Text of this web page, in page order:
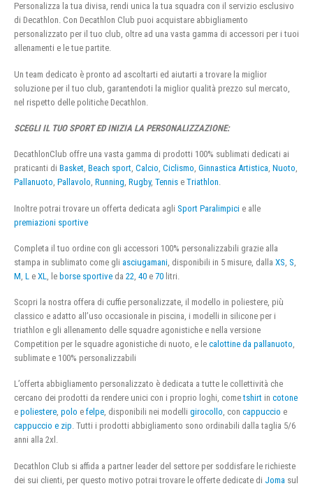
Personalizza la tua divisa, rendi unica la tua squadra con il servizio esclusivo
di Decathlon. Con Decathlon Club puoi acquistare abbigliamento
personalizzato per il tuo club, oltre ad una vasta gamma di accessori per i tuoi
allenamenti e le tue partite.
Un team dedicato è pronto ad ascoltarti ed aiutarti a trovare la miglior
soluzione per il tuo club, garantendoti la miglior qualità prezzo sul mercato,
nel rispetto delle politiche Decathlon.
SCEGLI IL TUO SPORT ED INIZIA LA PERSONALIZZAZIONE:
DecathlonClub offre una vasta gamma di prodotti 100% sublimati dedicati ai
praticanti di Basket, Beach sport, Calcio, Ciclismo, Ginnastica Artistica, Nuoto,
Pallanuoto, Pallavolo, Running, Rugby, Tennis e Triathlon.
Inoltre potrai trovare un offerta dedicata agli Sport Paralimpici e alle
premiazioni sportive
Completa il tuo ordine con gli accessori 100% personalizzabili grazie alla
stampa in sublimato come gli asciugamani , disponibili in 5 misure, dalla XS S
M L e XL , le borse sportive da 22 40 e 70 litri.
Scopri la nostra offera di cuffie personalizzate, il modello in poliestere, più
classico e adatto all’uso occasionale in piscina, i modelli in silicone per i
triathlon e gli allenamento delle squadre agonistiche e nella versione
Competition per le squadre agonistiche di nuoto, e le calottine da pallanuoto,
sublimate e 100% personalizzabili
L’offerta abbigliamento personalizzato è dedicata a tutte le collettività che
cercano dei prodotti da rendere unici con i proprio loghi, cometshirt in cotone
e poliestere, polo e felpe, disponibili nei modelli girocollo, con cappuccio e
cappuccio e zip. Tutti i prodotti abbigliamento sono ordinabili dalla taglia 5/6
anni alla 2xl.
Decathlon Club si affida a partner leader del settore per soddisfare le richieste
dei sui clienti, per questo motivo potrai trovare le offerte dedicate di Joma sul